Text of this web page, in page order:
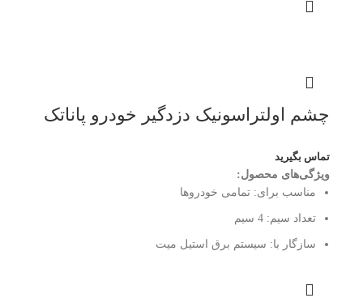
چشم اولتراسونیک دزدگیر خودرو پاناتک
تماس بگیرید
ویژگی‌های محصول:
مناسب برای: تمامی خودروها
تعداد سیم: 4 سیم
سازگار با: سیستم برق استیل میت